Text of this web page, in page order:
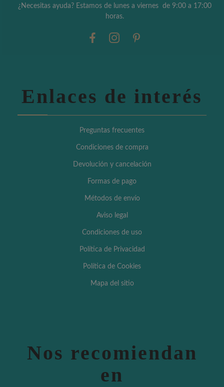
¿Necesitas ayuda? Estamos de lunes a viernes de 9:00 a 17:00
horas.
Enlaces de interés
Preguntas frecuentes
Condiciones de compra
Devolución y cancelación
Formas de pago
Métodos de envío
Aviso legal
Condiciones de uso
Política de Privacidad
Política de Cookies
Mapa del sitio
Nos recomiendan
en